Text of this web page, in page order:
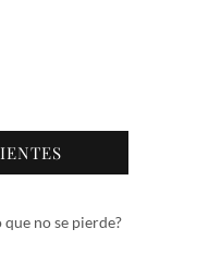
que no se pierde?